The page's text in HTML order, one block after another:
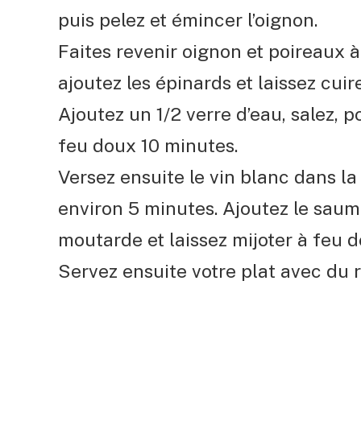
puis pelez et émincer l’oignon.
Faites revenir oignon et poireaux
ajoutez les épinards et laissez
Ajoutez un 1/2 verre d’eau, salez,
feu doux 10 minutes.
Versez ensuite le vin blanc dans
environ 5 minutes. Ajoutez le
moutarde et laissez mijoter à feu
Servez ensuite votre plat avec du